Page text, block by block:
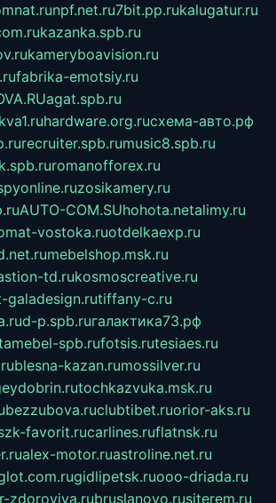
npf.net.ru7bit.pp.rukalugatur.ru
kazanka.spb.ru
kameryboavision.ru
fabrika-emotsiy.ru
agat.spb.ru
hardware.org.ruсхема-авто.рф
recruiter.spb.rumusic8.spb.ru
romanofforex.ru
zosikamery.ru
AUTO-COM.SUhohota.netalimy.ru
vostoka.ruotdelkaexp.ru
mebelshop.msk.ru
td.rukosmoscreative.ru
galadesign.rutiffany-c.ru
d-p.spb.ruгалактика73.рф
spb.rufotsis.rutesiaes.ru
blesna-kazan.rumossilver.ru
tochkazvuka.msk.ru
bezzubova.ruclubtibet.ruorior-aks.ru
favorit.rucarlines.ruflatnsk.ru
alex-motor.ruastroline.net.ru
gidlipetsk.ruooo-driada.ru
zdoroviya.rubruslanovo.rusiterem.ru